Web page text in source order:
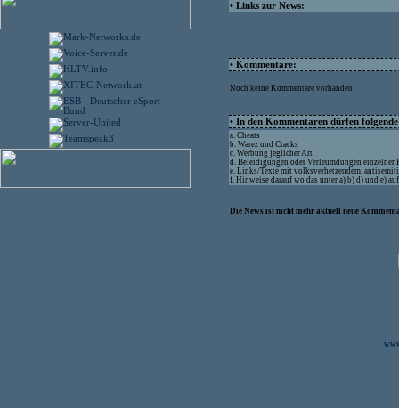
• Links zur News:
• Kommentare:
Noch keine Kommentare vorhanden
• In den Kommentaren dürfen
a. Cheats
b. Warez und Cracks
c. Werbung jeglicher Art
d. Beleidigungen oder Verleumdungen einzelner
e. Links/Texte mit volksverhetzendem,
f. Hinweise darauf wo das unter a) b) d) und e)
Die News ist nicht mehr aktuell neue